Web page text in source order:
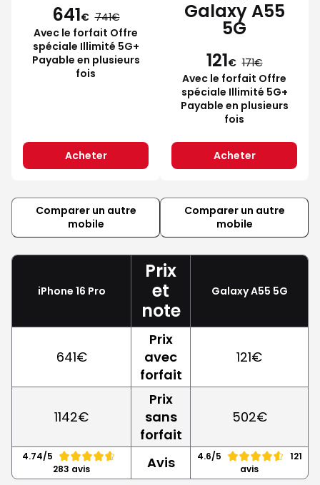
641€ 741
Avec le forfait Offre
spéciale Illimité 5G+
Payable en plusieurs
fois
Acheter
Galaxy A55
5G
121€ 171
Avec le forfait Offre
spéciale Illimité 5G+
Payable en plusieurs
fois
Acheter
Comparer un autre
mobile
Comparer un autre
mobile
iPhone 16 Pro
Prix
et
note
Galaxy A55 5G
641€
Prix
avec
forfait
121€
1142€
Prix
sans
forfait
502€
4.74/5
283 avis
Avis 4.6/5
121
avis